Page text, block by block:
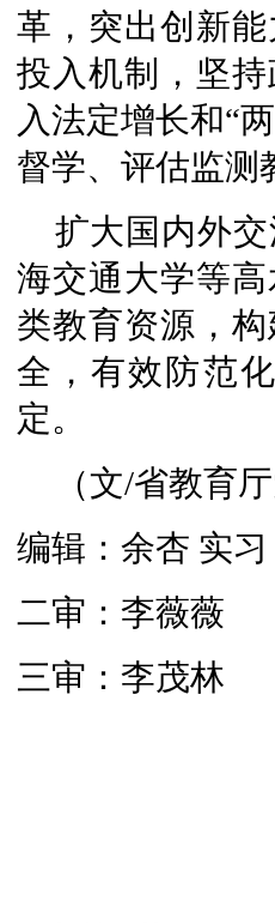
革，突出创新
投入机制，坚
入法定增长和“
督学、评估监测
扩大国内外
海交通大学等
类教育资源，
全，有效防范
定。
（文/省教育
编辑：余杏 实
二审：李薇薇
三审：李茂林